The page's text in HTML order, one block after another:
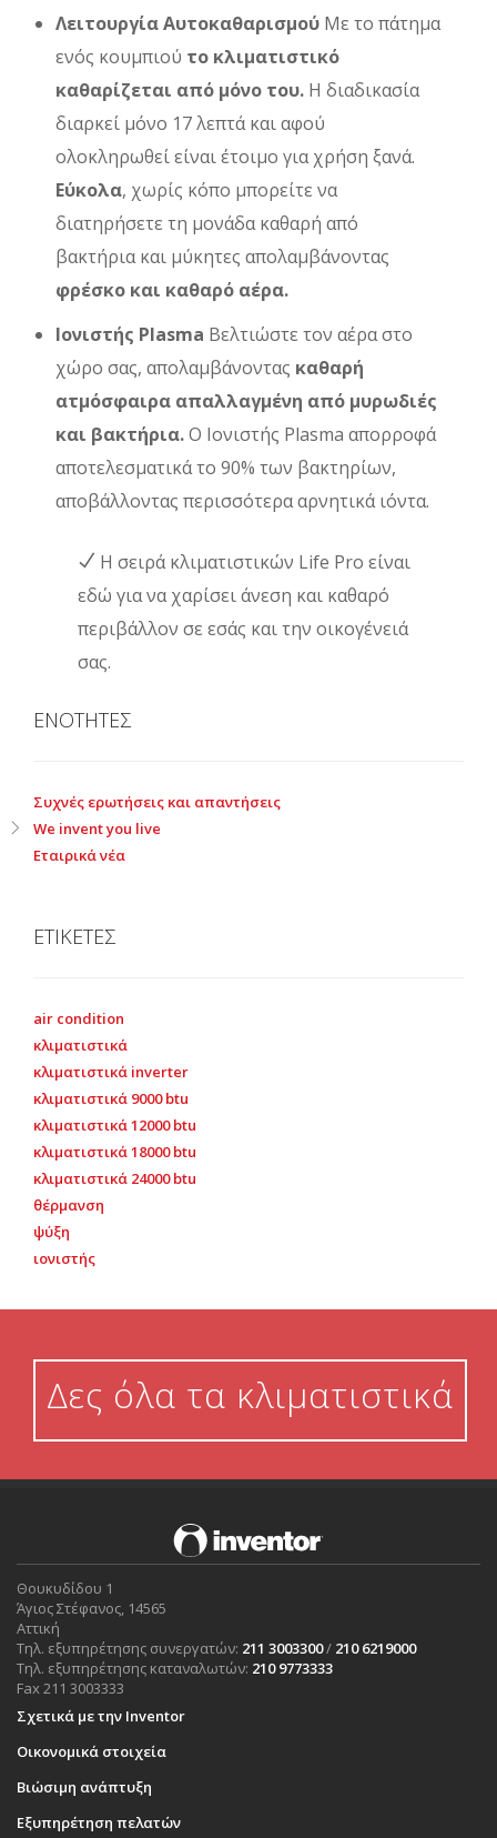
Λειτουργία Αυτοκαθαρισμού Με το πάτημα
ενός κουμπιού το κλιματιστικό
καθαρίζεται από μόνο του. Η διαδικασία
διαρκεί μόνο 17 λεπτά και αφού
ολοκληρωθεί είναι έτοιμο για χρήση ξανά.
Εύκολα, χωρίς κόπο μπορείτε να
διατηρήσετε τη μονάδα καθαρή από
βακτήρια και μύκητες απολαμβάνοντας
φρέσκο και καθαρό αέρα.
Ιονιστής Plasma Βελτιώστε τον αέρα στο
χώρο σας, απολαμβάνοντας καθαρή
ατμόσφαιρα απαλλαγμένη από μυρωδιές
και βακτήρια.Ο Ιονιστής Plasma απορροφά
αποτελεσματικά το 90% των βακτηρίων,
αποβάλλοντας περισσότερα αρνητικά ιόντα.
Η σειρά κλιματιστικών Life Pro είναι
εδώ για να χαρίσει άνεση και καθαρό
περιβάλλον σε εσάς και την οικογένειά
σας.
ΕΝΟΤΗΤΕΣ
Συχνές ερωτήσεις και απαντήσεις
We invent you live
Εταιρικά νέα
ΕΤΙΚΕΤΕΣ
air condition
κλιματιστικά
κλιματιστικά inverter
κλιματιστικά 9000 btu
κλιματιστικά 12000 btu
κλιματιστικά 18000 btu
κλιματιστικά 24000 btu
θέρμανση
ψύξη
ιονιστής
Δες όλα τα κλιματιστικά
Θουκυδίδου 1
Άγιος Στέφανος, 14565
Αττική
Τηλ. εξυπηρέτησης συνεργατών: 211 3003300/ 210 6219000
Τηλ. εξυπηρέτησης καταναλωτών: 210 9773333
Fax 211 3003333
Σχετικά με την Inventor
Οικονομικά στοιχεία
Βιώσιμη ανάπτυξη
Εξυπηρέτηση πελατών